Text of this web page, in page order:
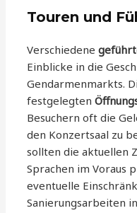
Touren und
Verschiedene
Einblicke in die
Gendarmenmarkts.
festgelegten
Besuchern oft die
den Konzertsaal zu
sollten die aktuellen
Sprachen im Voraus
eventuelle
Sanierungsarbeiten